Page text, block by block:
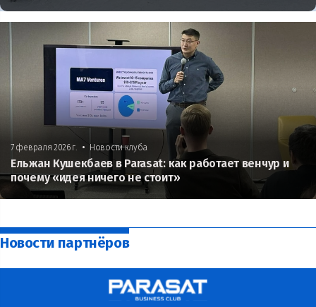
7 февраля 2026 г. • Новости клуба
Ельжан Кушекбаев в Parasat: как работает венчур и
почему «идея ничего не стоит»
Новости партнёров